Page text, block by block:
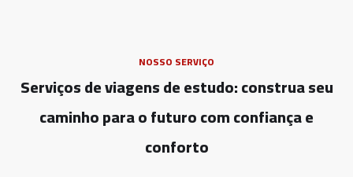
NOSSO SERVIÇO
Serviços de viagens de estudo: construa seu
caminho para o futuro com confiança e
conforto